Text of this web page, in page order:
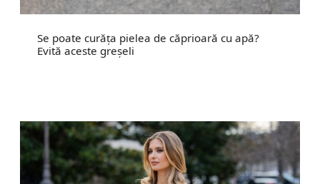
Se poate curăța pielea de căprioară cu apă?
Evită aceste greșeli